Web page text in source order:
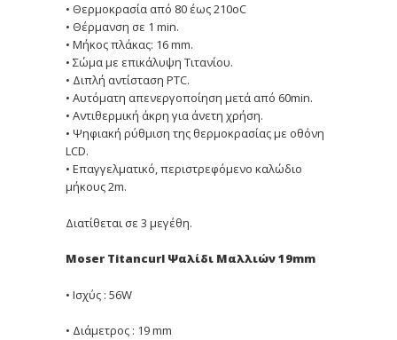
• Θερμοκρασία από 80 έως 210οC
• Θέρμανση σε 1 min.
• Μήκος πλάκας: 16 mm.
• Σώμα με επικάλυψη Τιτανίου.
• Διπλή αντίσταση PTC.
• Αυτόματη απενεργοποίηση μετά από 60min.
• Αντιθερμική άκρη για άνετη χρήση.
• Ψηφιακή ρύθμιση της θερμοκρασίας με οθόνη
LCD.
• Επαγγελματικό, περιστρεφόμενο καλώδιο
μήκους 2m.
Διατίθεται σε 3 μεγέθη.
Moser Titancurl Ψαλίδι Μαλλιών 19mm
• Ισχύς : 56W
• Διάμετρος : 19 mm